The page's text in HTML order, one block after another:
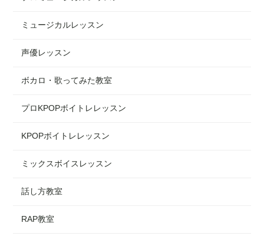
ミュージカルレッスン
声優レッスン
ボカロ・歌ってみた教室
プロKPOPボイトレレッスン
KPOPボイトレレッスン
ミックスボイスレッスン
話し方教室
RAP教室